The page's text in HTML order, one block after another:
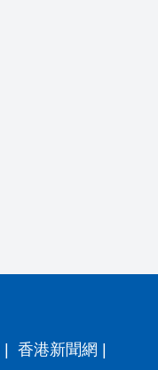
| 香港新聞網 |